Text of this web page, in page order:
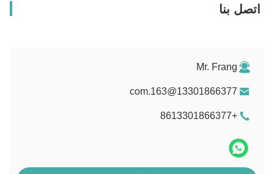
اتصل بنا
Mr. Frang
13301866377@163.com
+8613301866377